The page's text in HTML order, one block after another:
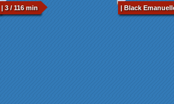
| 3 / 116 min | Black